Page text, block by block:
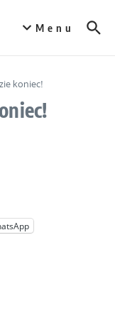
Menu
koniec!